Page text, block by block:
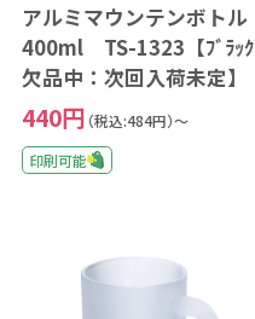
アルミマウンテンボトル
400ml TS-1323【ﾌﾞﾗｯｸ
欠品中：次回入荷未定】
440円 （税込:484円）～
印刷可能